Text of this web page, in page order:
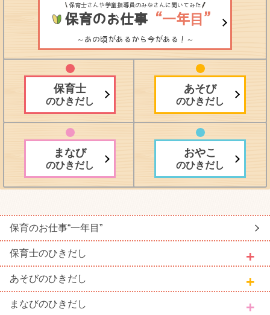
保育士さんや学童指導員のみなさんに聞いてみた
保育のお仕事“一年目”
～あの頃があるから今がある！～
保育士
のひきだし
あそび
のひきだし
まなび
のひきだし
おやこ
のひきだし
保育のお仕事“一年目”
保育士のひきだし
あそびのひきだし
まなびのひきだし